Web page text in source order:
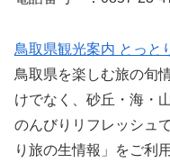
鳥取県観光案内 とっと
鳥取県を楽しむ旅の旬
けでなく、砂丘・海・
のんびりリフレッシュ
り旅の生情報」をご利